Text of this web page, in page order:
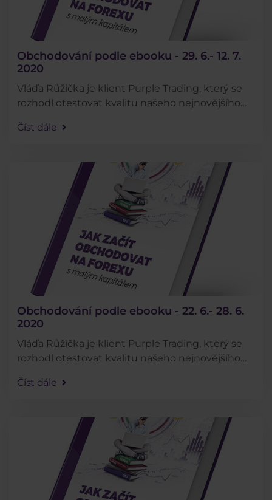
Obchodování podle ebooku - 29. 6.- 12. 7.
2020
Vláďa Růžička je klient Purple Trading, který se
rozhodl otestovat kvalitu našeho nejnovějšího
rad v něm obsažených. Jak se mu daří můžete
Číst dále
Obchodování podle ebooku - 22. 6.- 28. 6.
2020
Vláďa Růžička je klient Purple Trading, který se
rozhodl otestovat kvalitu našeho nejnovějšího
rad v něm obsažených. Jak se mu daří můžete
Číst dále